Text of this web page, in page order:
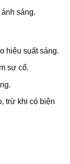
sáng.
hiệu suất sáng.
sự cố.
trừ khi có biện